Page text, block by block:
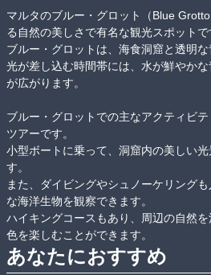
マルタのブルー・グロット（Blue
る自然の美しさで有名な観光スポットで
ブルー・グロットは、海食洞窟と透明
光が差し込む時間帯には、水が鮮やか
が広がります。
ブルー・グロットでの主なアクティビ
ツアーです。
小型ボートに乗って、洞窟内の美しい
す。
また、ダイビングやシュノーケリング
な海洋生物を観察できます。
ハイキングコースもあり、周辺の自然
色を楽しむことができます。
あなたにおすすめ